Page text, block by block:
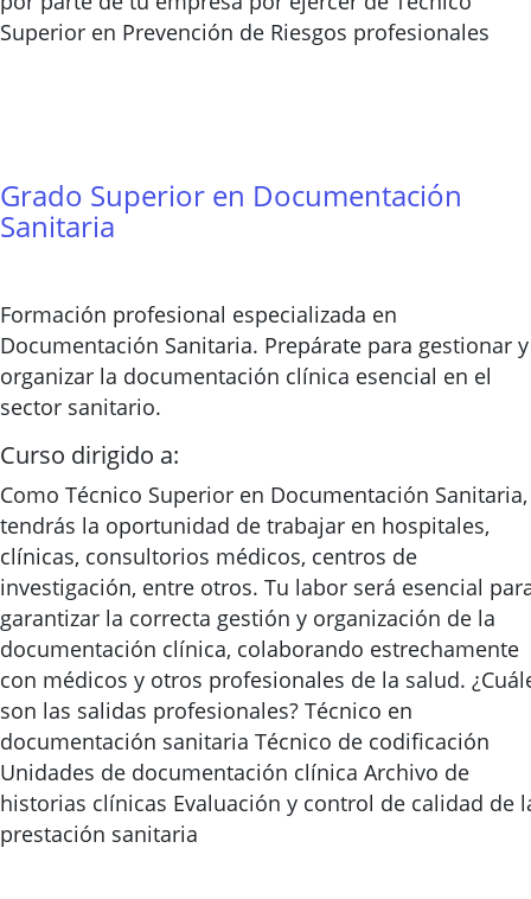
Superior en Prevención de Riesgos profesionales
Grado Superior en Documentación
Sanitaria
Formación profesional especializada en
Documentación Sanitaria. Prepárate para gestionar y
organizar la documentación clínica esencial en el
sector sanitario.
Curso dirigido a:
Como Técnico Superior en Documentación Sanitaria,
tendrás la oportunidad de trabajar en hospitales,
clínicas, consultorios médicos, centros de
investigación, entre otros. Tu labor será esencial
garantizar la correcta gestión y organización de la
documentación clínica, colaborando estrechamente
con médicos y otros profesionales de la salud.
son las salidas profesionales? Técnico en
documentación sanitaria Técnico de codificación
Unidades de documentación clínica Archivo de
historias clínicas Evaluación y control de calidad de
prestación sanitaria